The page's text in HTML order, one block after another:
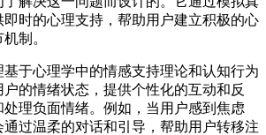
时的心理支持，帮助用户建立积极的心
制。
于心理学中的情感支持理论和认知行为
的情绪状态，提供个性化的互动和反
理负面情绪。例如，当用户感到焦虑
过温柔的对话和引导，帮助用户转移注